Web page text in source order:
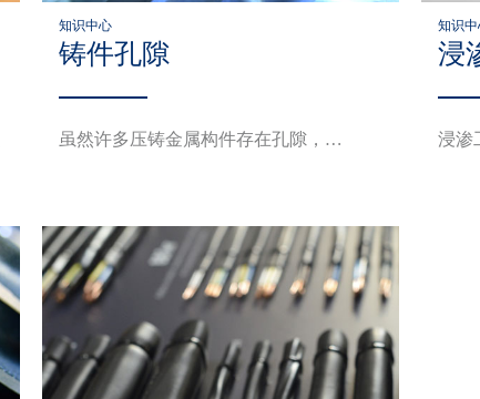
知识中心
铸件孔隙
虽然许多压铸金属构件存在孔隙，…
知识
浸
浸渗